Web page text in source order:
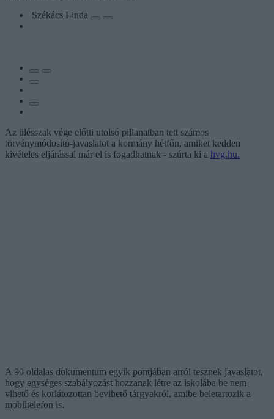
Székács Linda
Az ülésszak vége előtti utolsó pillanatban tett számos
törvénymódosító-javaslatot a kormány hétfőn, amiket kedden
kivételes eljárással már el is fogadhatnak - szúrta ki a hvg.hu.
A 90 oldalas dokumentum egyik pontjában arról tesznek javaslatot,
hogy egységes szabályozást hozzanak létre az iskolába be nem
vihető és korlátozottan bevihető tárgyakról, amibe beletartozik a
mobiltelefon is.